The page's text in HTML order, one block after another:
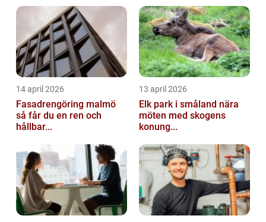
14 april 2026
Fasadrengöring malmö
så får du en ren och
hållbar...
13 april 2026
Elk park i småland nära
möten med skogens
konung...